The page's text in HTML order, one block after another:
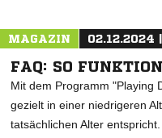
MAGAZIN 02.12.2024
FAQ: SO
Mit dem Programm "Playing
gezielt in einer niedrigeren
tatsächlichen Alter